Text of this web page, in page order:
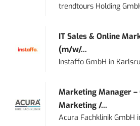
trendtours Holding
IT Sales & Online
(m/w/...
Instaffo GmbH in
Marketing Manager –
Marketing /...
Acura Fachklinik GmbH